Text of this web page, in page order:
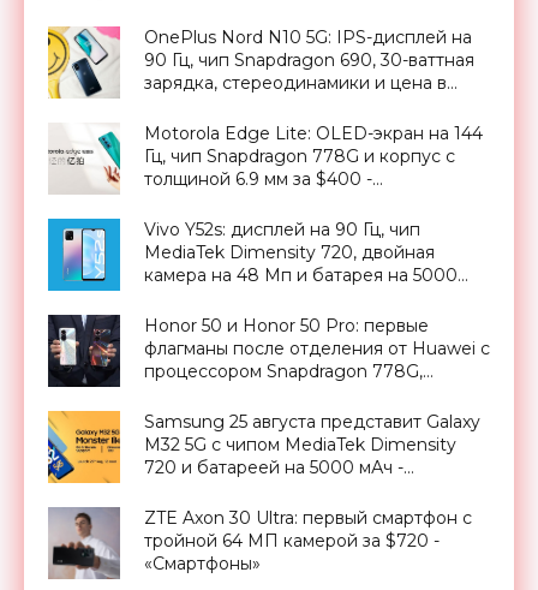
OnePlus Nord N10 5G: IPS-дисплей на
90 Гц, чип Snapdragon 690, 30-ваттная
зарядка, стереодинамики и цена в
Motorola Edge Lite: OLED-экран на 144
Гц, чип Snapdragon 778G и корпус с
толщиной 6.9 мм за $400 -
Vivo Y52s: дисплей на 90 Гц, чип
MediaTek Dimensity 720, двойная
камера на 48 Мп и батарея на 5000
Honor 50 и Honor 50 Pro: первые
флагманы после отделения от Huawei с
процессором Snapdragon 778G,
от $420 - «Смартфоны»
Samsung 25 августа представит Galaxy
M32 5G с чипом MediaTek Dimensity
720 и батареей на 5000 мАч -
ZTE Axon 30 Ultra: первый смартфон с
тройной 64 МП камерой за $720 -
«Смартфоны»